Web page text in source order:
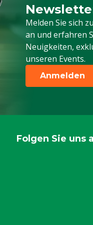
Melden Sie sich
an und erfahren
Neuigkeiten,
unseren Events.
Melden Sie
Anmelden
Folgen Sie uns